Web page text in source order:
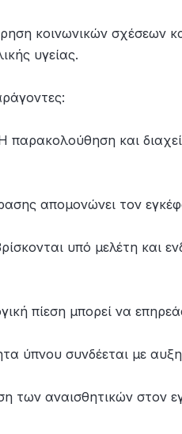
κοινωνικών σχέσεων
υγείας.
και
απομονώνει τον
υπό μελέτη και
πίεση μπορεί να
ύπνου συνδέεται με
των αναισθητικών στον